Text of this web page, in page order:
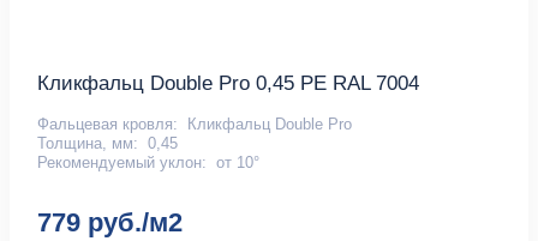
Кликфальц Double Pro 0,45 PE RAL 7004
Фальцевая кровля:
Кликфальц Double Pro
Толщина, мм: 0,45
Рекомендуемый уклон: от 10°
779 руб./м2